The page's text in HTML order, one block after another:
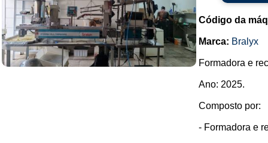
Código da
Marca: Bralyx
Formadora e
Ano: 2025.
Composto por:
- Formadora e